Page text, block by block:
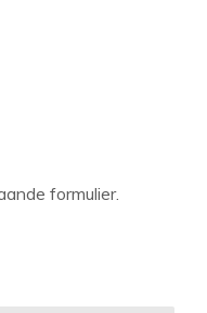
formulier.